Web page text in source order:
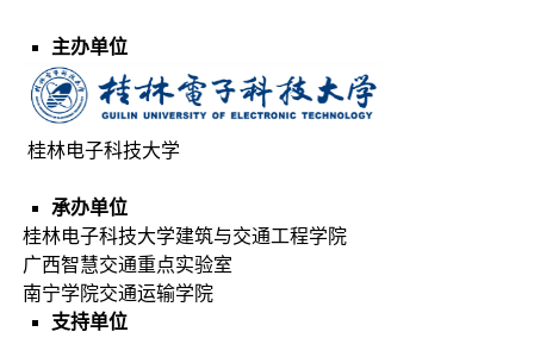
主办单位
桂林电子科技大学
承办单位
桂林电子科技大学建筑与交通工程学院
广西智慧交通重点实验室
南宁学院交通运输学院
支持单位